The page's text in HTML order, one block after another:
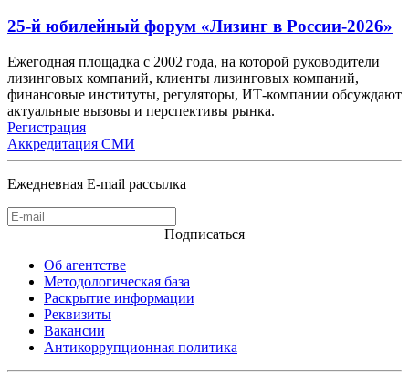
25-й юбилейный форум «Лизинг в России-2026»
Ежегодная площадка с 2002 года, на которой руководители
лизинговых компаний, клиенты лизинговых компаний,
финансовые институты, регуляторы, ИТ-компании обсуждают
актуальные вызовы и перспективы рынка.
Регистрация
Аккредитация СМИ
Ежедневная E-mail рассылка
Подписаться
Об агентстве
Методологическая база
Раскрытие информации
Реквизиты
Вакансии
Антикоррупционная политика